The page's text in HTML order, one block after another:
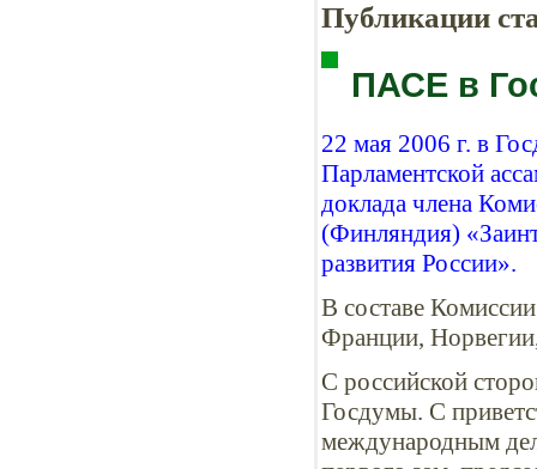
Публикации
ПАСЕ в
22 мая 2006 г. в
Парламентской
доклада члена
(Финляндия)
развития России».
В составе
Франции,
С российской
Госдумы. С
международным